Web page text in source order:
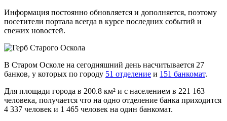
Информация постоянно обновляется и дополняется, поэтому
посетители портала всегда в курсе последних событий и
свежих новостей.
В Старом Осколе на сегодняшний день насчитывается 27
банков, у которых по городу 51 отделение и 151 банкомат.
Для площади города в 200.8 км² и с населением в 221 163
человека, получается что на одно отделение банка приходится
4 337 человек и 1 465 человек на один банкомат.